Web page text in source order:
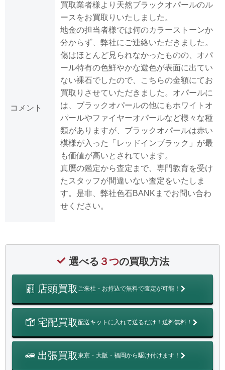
コメント
買取業者様より天然ブラックオパールのル
ースをお買取りいたしました。
地金の担当者様では何のカラーストーンか
分からず、弊社にご連絡いただきました。
傷はほとんど見られなかったものの、オパ
ール特有の色鮮やかな遊色が表面に出てい
ない裸石でしたので、こちらの金額にてお
買取りさせていただきました。オパールに
は、ブラックオパールの他にもホワイトオ
パールやファイヤーオパールなど様々な種
類がありますが、ブラックオパールは赤い
模様が入った「レッドインブラック」が最
も価値が高いとされています。
真贋の鑑定から査定まで、専門教育を受け
たスタッフが間違いない査定をいたしま
す。是非、弊社色石BANKまでお問い合わ
せください。
選べる ３つの買取方法
店頭買取 ご来社・お持込で無料で査定が可能！
宅配買取配送キットに入れて送るだけ！送料無料！
出張買取東京・大阪・福岡から駆け付けます！